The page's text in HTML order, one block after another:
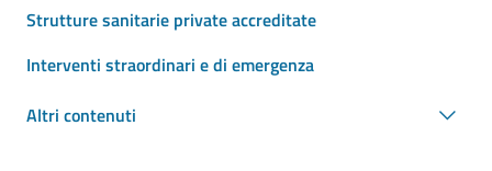
Strutture sanitarie private accreditate
Interventi straordinari e di emergenza
Altri contenuti